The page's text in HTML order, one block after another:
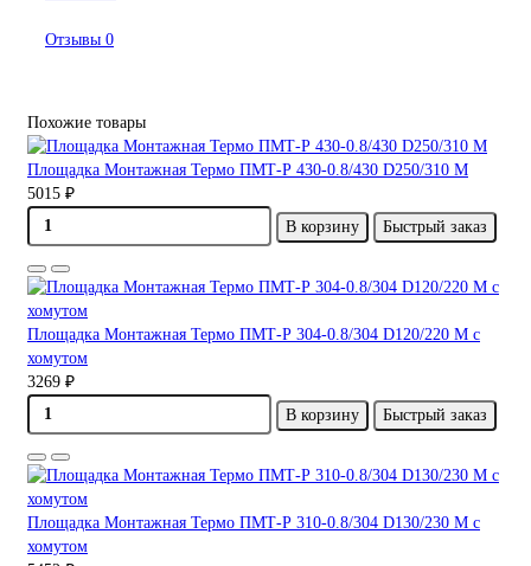
Отзывы 0
Похожие товары
Площадка Монтажная Термо ПМТ-Р 430-0.8/430 D250/310 М
5015 ₽
В корзину
Быстрый заказ
Площадка Монтажная Термо ПМТ-Р 304-0.8/304 D120/220 М с
хомутом
3269 ₽
В корзину
Быстрый заказ
Площадка Монтажная Термо ПМТ-Р 310-0.8/304 D130/230 М с
хомутом